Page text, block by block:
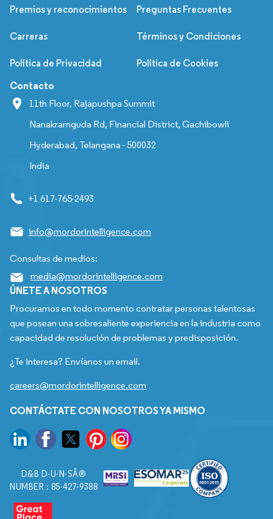
Premios y reconocimientos Preguntas Frecuentes
Carreras Términos y Condiciones
Política de Privacidad Política de Cookies
Contacto
11th Floor, Rajapushpa Summit
Nanakramguda Rd, Financial District, Gachibowli
Hyderabad, Telangana - 500032
India
+1 617-765-2493
info@mordorintelligence.com
Consultas de medios:
media@mordorintelligence.com
ÚNETE A NOSOTROS
Procuramos en todo momento contratar personas talentosas
que posean una sobresaliente experiencia en la industria como
capacidad de resolución de problemas y predisposición.
¿Te interesa? Envíanos un email.
careers@mordorintelligence.com
CONTÁCTATE CON NOSOTROS YA MISMO
D&B D-U-N-SÂ®
NUMBER : 85-427-9388